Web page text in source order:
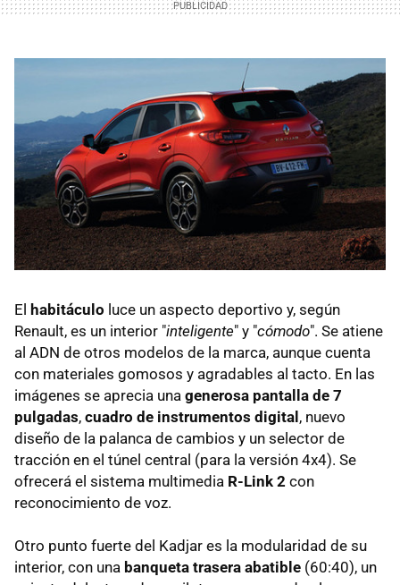
El habitáculo luce un aspecto deportivo y, según
Renault, es un interior "inteligente" y "cómodo". Se atiene
al ADN de otros modelos de la marca, aunque cuenta
con materiales gomosos y agradables al tacto. En las
imágenes se aprecia una generosa pantalla de 7
pulgadas, cuadro de instrumentos digital , nuevo
diseño de la palanca de cambios y un selector de
tracción en el túnel central (para la versión 4x4). Se
ofrecerá el sistema multimedia R-Link 2 con
reconocimiento de voz.
Otro punto fuerte del Kadjar es la modularidad de su
interior, con una banqueta trasera abatible (60:40), un